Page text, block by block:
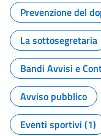
Prevenzione del
La sottosegretaria
Bandi Avvisi e
Avviso pubblico
Eventi sportivi (1)